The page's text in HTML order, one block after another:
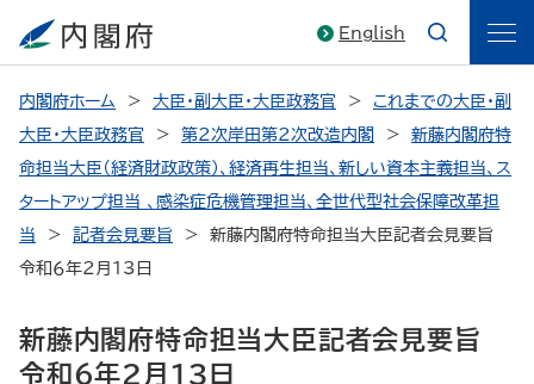
English
内閣府ホーム 大臣・副大臣・大臣政務官
これまでの大臣・副
大臣・大臣政務官
第2次岸田第2次改造内閣
新藤内閣府特
命担当大臣（経済財政政策）、経済再生担当、新しい資本主義担当、ス
タートアップ担当 、感染症危機管理担当、全世代型社会保障改革担
当
記者会見要旨
新藤内閣府特命担当大臣記者会見要旨
令和６年2月13日
新藤内閣府特命担当大臣記者会見要旨
令和６年2月13日